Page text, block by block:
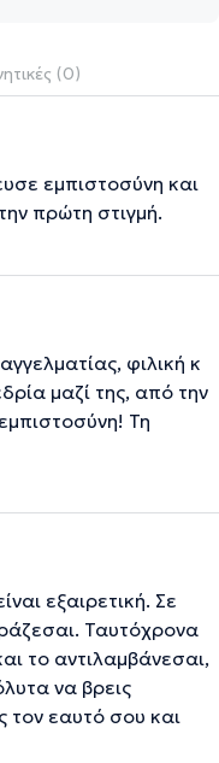
(0)
εμπιστοσύνη και
πρώτη στιγμή.
φιλική κ
μαζί της, από την
Τη
εξαιρετική. Σε
Ταυτόχρονα
το αντιλαμβάνεσαι,
να βρεις
τον εαυτό σου και